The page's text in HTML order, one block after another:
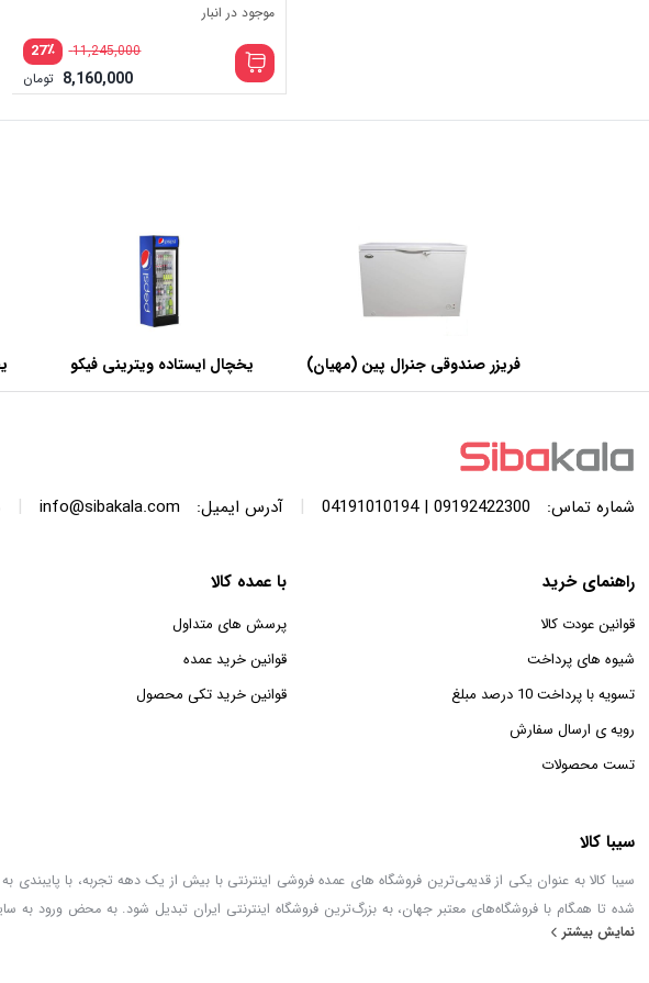
موجود در انبار
٪27 11,245,000
8,160,000 تومان
فریزر صندوقی جنرال پین (مهیان)
با ظرفیت 440 لیتر
یخچال ایستاده ویترینی فیکو
عرض 60 سانتی متر
شماره تماس: 09192422300 | 04191010194
| آدرس ایمیل: info@sibakala.com
|
راهنمای خرید
قوانین عودت کالا
شیوه های پرداخت
تسویه با پرداخت 10 درصد مبلغ
رویه ی ارسال سفارش
تست محصولات
با عمده کالا
پرسش های متداول
قوانین خرید عمده
قوانین خرید تکی محصول
سیبا کالا
شده تا همگام با فروشگاه‌های معتبر جهان، به بزرگ‌ترین فروشگاه اینترنتی ایران تبدیل شود. به محض ورود به
خطور می‌کند در اینجا پیدا خواهید کرد.
نمایش بیشتر